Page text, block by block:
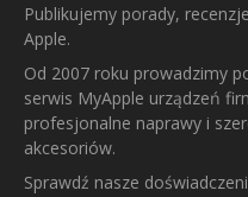
Publikujemy porady,
Apple.
Od 2007 roku prowadzimy
serwis MyApple urządzeń
profesjonalne naprawy i
akcesoriów.
Sprawdź nasze